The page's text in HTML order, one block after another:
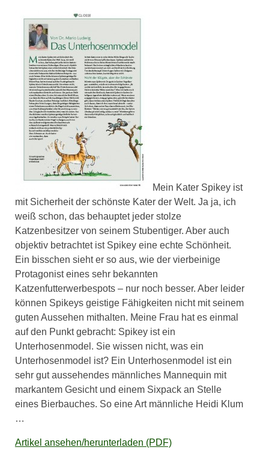
Mein Kater Spikey ist
mit Sicherheit der schönste Kater der Welt. Ja ja, ich
weiß schon, das behauptet jeder stolze
Katzenbesitzer von seinem Stubentiger. Aber auch
objektiv betrachtet ist Spikey eine echte Schönheit.
Ein bisschen sieht er so aus, wie der vierbeinige
Protagonist eines sehr bekannten
Katzenfutterwerbespots – nur noch besser. Aber leider
können Spikeys geistige Fähigkeiten nicht mit seinem
guten Aussehen mithalten. Meine Frau hat es einmal
auf den Punkt gebracht: Spikey ist ein
Unterhosenmodel. Sie wissen nicht, was ein
Unterhosenmodel ist? Ein Unterhosenmodel ist ein
sehr gut aussehendes männliches Mannequin mit
markantem Gesicht und einem Sixpack an Stelle
eines Bierbauches. So eine Art männliche Heidi Klum
…
Artikel ansehen/herunterladen (PDF)